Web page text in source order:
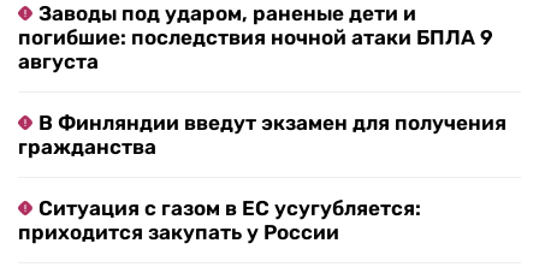
Заводы под ударом, раненые дети и
погибшие: последствия ночной атаки БПЛА 9
августа
В Финляндии введут экзамен для получения
гражданства
Ситуация с газом в ЕС усугубляется:
приходится закупать у России